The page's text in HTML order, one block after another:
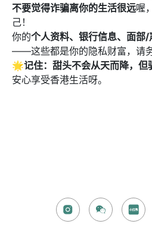
不要觉得诈骗离你的生活很远喔
己！
你的个人资料、银行信息、面部
——这些都是你的隐私财富，请务
🌟记住： 甜头不会从天而降，但
安心享受香港生活呀。